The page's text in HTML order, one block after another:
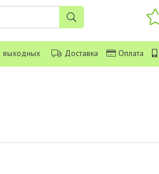
выходных Доставка Оплата